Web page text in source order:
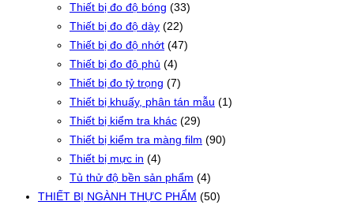
Thiết bị đo độ bóng (33)
Thiết bị đo độ dày (22)
Thiết bị đo độ nhớt (47)
Thiết bị đo độ phủ (4)
Thiết bị đo tỷ trọng (7)
Thiết bị khuấy, phân tán mẫu (1)
Thiết bị kiểm tra khác (29)
Thiết bị kiểm tra màng film (90)
Thiết bị mực in (4)
Tủ thử độ bền sản phẩm (4)
THIẾT BỊ NGÀNH THỰC PHẨM (50)